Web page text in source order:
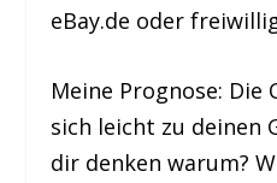
eBay.de oder
Meine Prognose: Die
sich leicht zu deinen
dir denken warum?